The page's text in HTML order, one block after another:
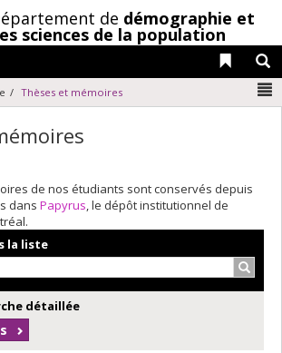
de démographie et
sciences de la population
Liens
Thèses et mémoires
de nos étudiants sont conservés depuis
dans Papyrus, le dépôt institutionnel de
la liste
détaillée